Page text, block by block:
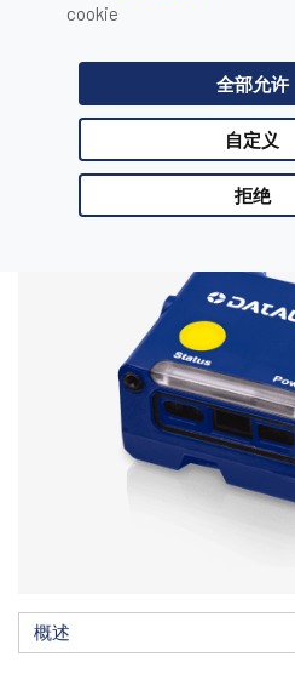
cookie
全部允许
自定义
拒绝
了解更多 &
下载
概述